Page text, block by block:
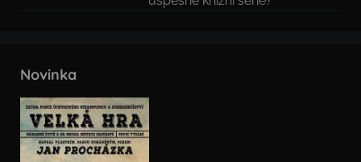
Novinka